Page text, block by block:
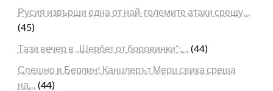
Русия извърши една от най-големите атаки срещу…
(45)
Тази вечер в „Шербет от боровинки“:… (44)
Спешно в Берлин! Канцлерът Мерц свика среща
на… (44)